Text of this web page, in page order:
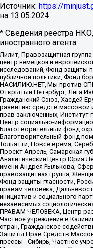
Источник: https://
на 13.05.2024
* Сведения реестра
иностранного агента:
Лилит, Правозащитная
центр немецкой и
исследований, Фонд защиты
публичной политики, Фонд
НАСИЛИЮ.НЕТ, Мы против
Открытый Петербург, Лига
Гражданский Союз, Хасдей
развитию средств массовой
прав заключенных, Институт
Центр социально-
Благотворительный фонд
Благотворительный фонд
Тольятти, Новое время,
Проект Апрель, Самарская
Аналитический Центр Юрия
имени Андрея Рылькова,
правозащитная группа,
Фонд защиты гласности,
правам человека,
инициатив и социального
независимых
ПРАВАМ ЧЕЛОВЕКА, Центр
Частное учреждение в
стран, Гражданское
Защиты Прав Средств
прессы - Сибирь, Частное